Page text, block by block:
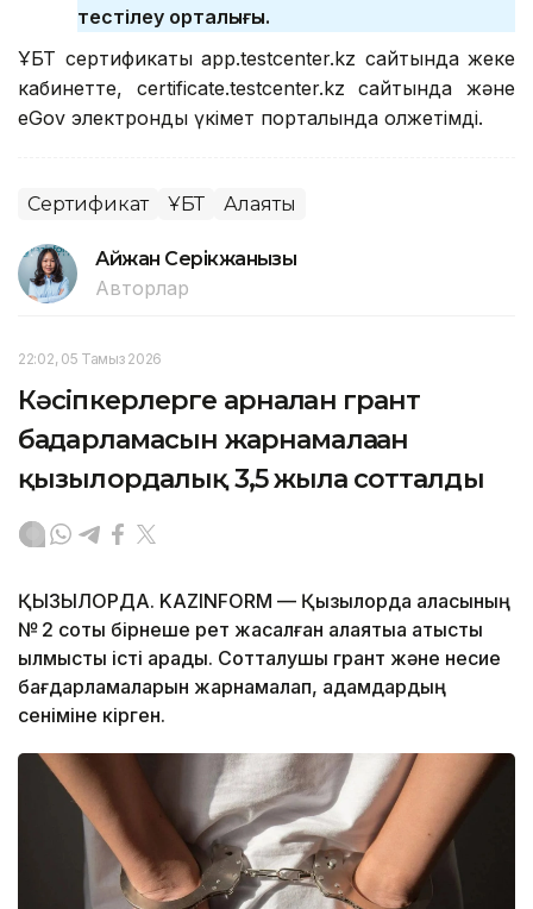
тестілеу орталығы.
ҰБТ сертификаты app.testcenter.kz сайтында жеке
кабинетте, certificate.testcenter.kz сайтында және
eGov электрондық үкімет порталында қолжетімді.
Сертификат ҰБТ Алаяқтық
Айжан Серікжанқызы
Авторлар
22:02, 05 Тамыз 2026
Кәсіпкерлерге арналған грант
бағдарламасын жарнамалаған
қызылордалық 3,5 жылға сотталды
ҚЫЗЫЛОРДА. KAZINFORM — Қызылорда қаласының
№ 2 соты бірнеше рет жасалған алаяқтыққа қатысты
қылмыстық істі қарады. Сотталушы грант және несие
бағдарламаларын жарнамалап, адамдардың
сеніміне кірген.